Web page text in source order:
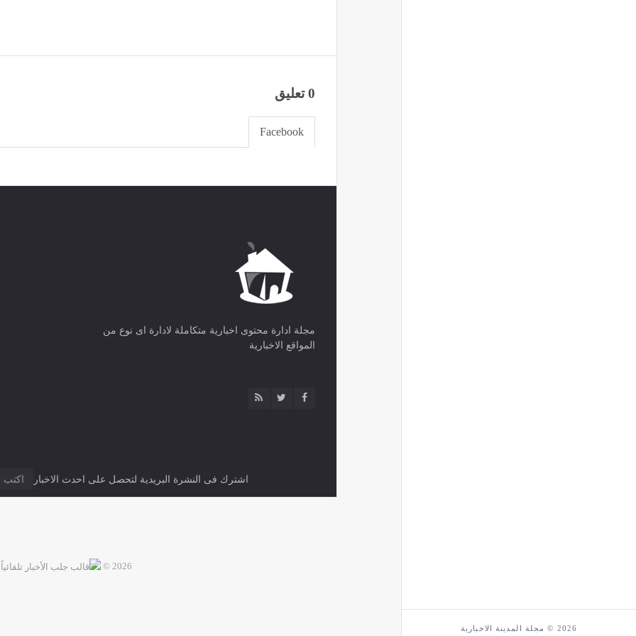
2026 © مجلة المدينة الاخبارية
0 تعليق
Facebook
مجلة ادارة محتوى اخبارية متكاملة لادارة اى نوع من
المواقع الاخبارية
اشترك فى النشرة البريدية لتحصل على احدث الاخبار
2026 ©